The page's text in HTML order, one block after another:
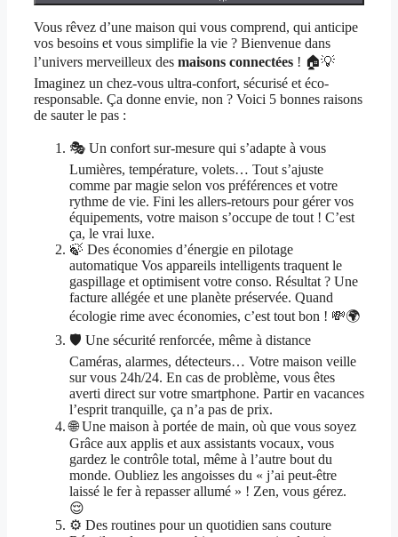
Vous rêvez d’une maison qui vous comprend, qui anticipe
vos besoins et vous simplifie la vie ? Bienvenue dans
l’univers merveilleux des maisons connectées ! 🏠💡
Imaginez un chez-vous ultra-confort, sécurisé et éco-
responsable. Ça donne envie, non ? Voici 5 bonnes raisons
de sauter le pas :
🎭 Un confort sur-mesure qui s’adapte à vous
Lumières, température, volets… Tout s’ajuste
comme par magie selon vos préférences et votre
rythme de vie. Fini les allers-retours pour gérer vos
équipements, votre maison s’occupe de tout ! C’est
ça, le vrai luxe.
🍃 Des économies d’énergie en pilotage
automatique Vos appareils intelligents traquent le
gaspillage et optimisent votre conso. Résultat ? Une
facture allégée et une planète préservée. Quand
écologie rime avec économies, c’est tout bon ! 💸🌍
🛡️ Une sécurité renforcée, même à distance
Caméras, alarmes, détecteurs… Votre maison veille
sur vous 24h/24. En cas de problème, vous êtes
averti direct sur votre smartphone. Partir en vacances
l’esprit tranquille, ça n’a pas de prix.
🌐 Une maison à portée de main, où que vous soyez
Grâce aux applis et aux assistants vocaux, vous
gardez le contrôle total, même à l’autre bout du
monde. Oubliez les angoisses du « j’ai peut-être
laissé le fer à repasser allumé » ! Zen, vous gérez.
😌
⚙️ Des routines pour un quotidien sans couture